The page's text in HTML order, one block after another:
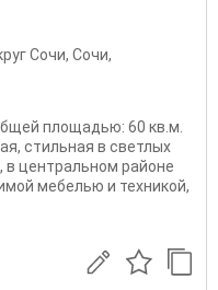
Сочи, Сочи,
площадью: 60 кв.м.
стильная в светлых
в центральном районе
мебелью и техникой,